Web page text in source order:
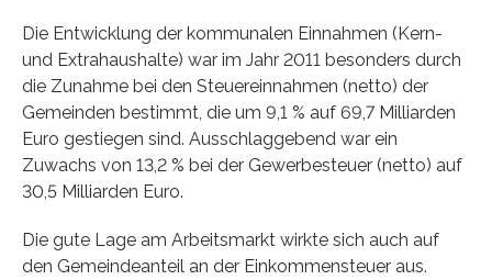
Die Entwicklung der kommunalen Einnahmen (Kern-
und Extrahaushalte) war im Jahr 2011 besonders durch
die Zunahme bei den Steuereinnahmen (netto) der
Gemeinden bestimmt, die um 9,1 % auf 69,7 Milliarden
Euro gestiegen sind. Ausschlaggebend war ein
Zuwachs von 13,2 % bei der Gewerbesteuer (netto) auf
30,5 Milliarden Euro.
Die gute Lage am Arbeitsmarkt wirkte sich auch auf
den Gemeindeanteil an der Einkommensteuer aus.